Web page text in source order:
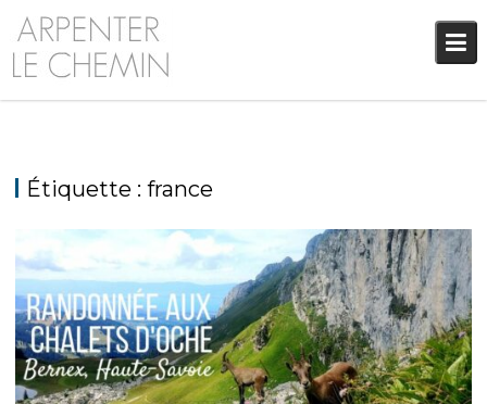
Skip
content
Étiquette :france